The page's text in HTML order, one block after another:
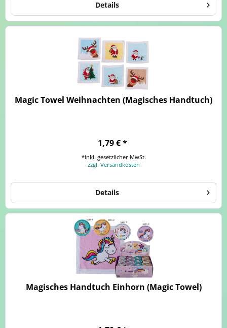
Details
Magic Towel Weihnachten (Magisches Handtuch)
1,79 € *
*inkl. gesetzlicher MwSt.
zzgl. Versandkosten
Details
Magisches Handtuch Einhorn (Magic Towel)